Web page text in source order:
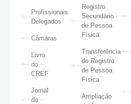
Profissionais
Delegados
Câmaras
Livro
do
CREF
Jornal
do
Registro
Secundário
de Pessoa
Física
Transferência
do Registro
de Pessoa
Física
Ampliação